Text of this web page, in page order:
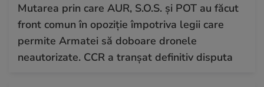
Mutarea prin care AUR, S.O.S. și POT au făcut
front comun în opoziție împotriva legii care
permite Armatei să doboare dronele
neautorizate. CCR a tranșat definitiv disputa